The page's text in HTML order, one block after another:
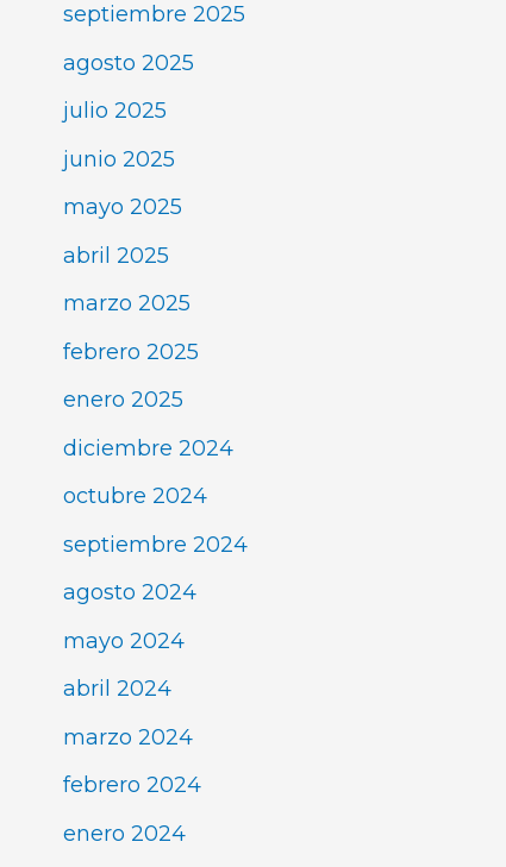
septiembre 2025
agosto 2025
julio 2025
junio 2025
mayo 2025
abril 2025
marzo 2025
febrero 2025
enero 2025
diciembre 2024
octubre 2024
septiembre 2024
agosto 2024
mayo 2024
abril 2024
marzo 2024
febrero 2024
enero 2024